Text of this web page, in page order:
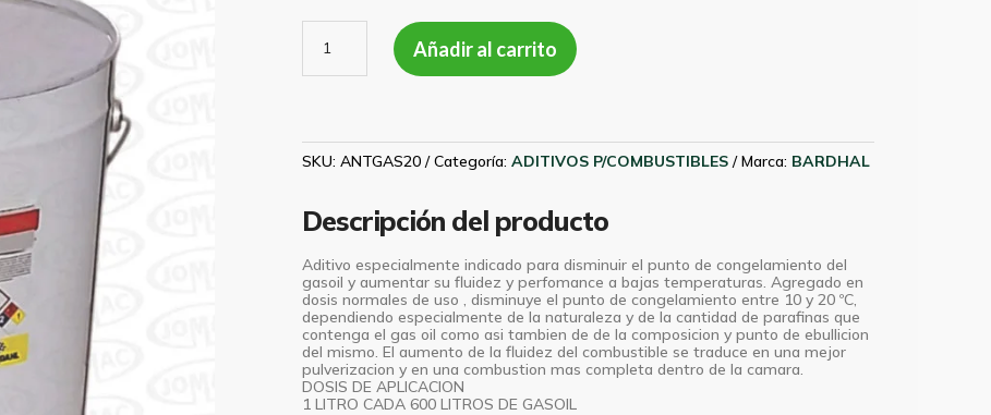
ANTICONGELANTE
P/GASOIL
BARDHAL
LTS
Añadir al carrito
SKU: ANTGAS20 Categoría: ADITIVOS P/COMBUSTIBLES Marca: BARDHAL
Descripción del producto
Aditivo especialmente indicado para disminuir el punto de congelamiento del
gasoil y aumentar su fluidez y perfomance a bajas temperaturas. Agregado en
dosis normales de uso , disminuye el punto de congelamiento entre 10 y 20 ºC,
dependiendo especialmente de la naturaleza y de la cantidad de parafinas que
contenga el gas oil como asi tambien de de la composicion y punto de ebullicion
del mismo. El aumento de la fluidez del combustible se traduce en una mejor
pulverizacion y en una combustion mas completa dentro de la camara.
DOSIS DE APLICACION
1 LITRO CADA 600 LITROS DE GASOIL